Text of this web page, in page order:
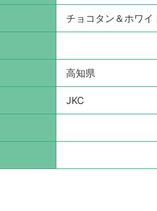
チョコタン＆ホワイ
高知県
JKC